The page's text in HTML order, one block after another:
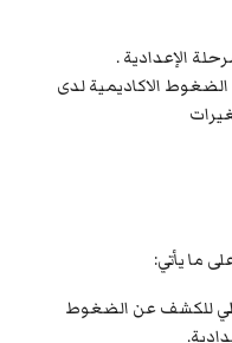
الإعدادية .
الضغوط الاكاديمية لدى
ما يأتي:
للكشف عن الضغوط